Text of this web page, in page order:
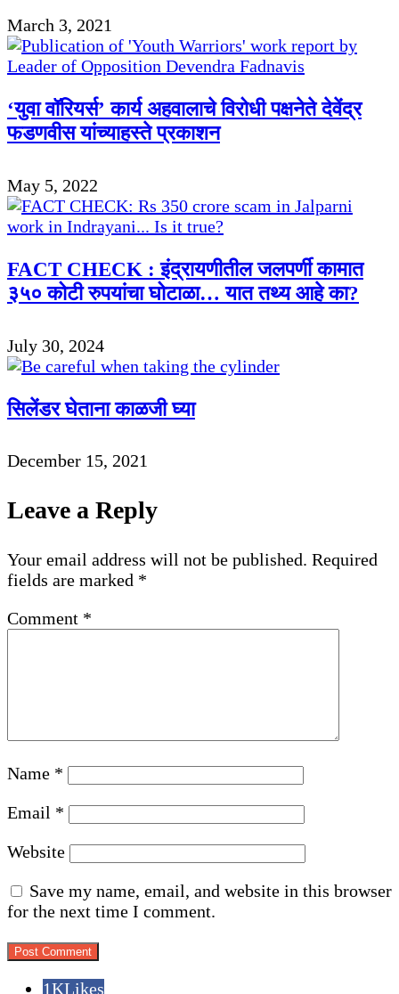
March 3, 2021
‘युवा वॉरियर्स’ कार्य अहवालाचे विरोधी पक्षनेते देवेंद्र
फडणवीस यांच्याहस्ते प्रकाशन
May 5, 2022
FACT CHECK : इंद्रायणीतील जलपर्णी कामात
३५० कोटी रुपयांचा घोटाळा… यात तथ्य आहे का?
July 30, 2024
सिलेंडर घेताना काळजी घ्या
December 15, 2021
Leave a Reply
Your email address will not be published. Required
fields are marked *
Comment *
Name *
Email *
Website
Save my name, email, and website in this browser
for the next time I comment.
1KLikes